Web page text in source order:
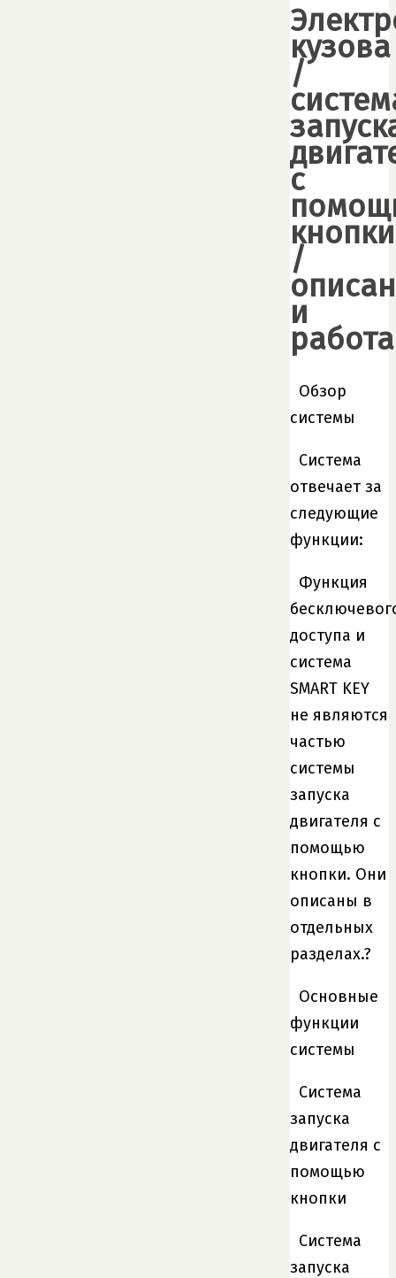
кузова
/
с
кнопки
/
и
работа
Обзор
системы
Система
отвечает за
следующие
функции:
Функция
доступа и
система
SMART KEY
не являются
частью
системы
запуска
двигателя с
помощью
кнопки. Они
описаны в
отдельных
разделах.?
Основные
функции
системы
Система
запуска
двигателя с
помощью
кнопки
Система
запуска